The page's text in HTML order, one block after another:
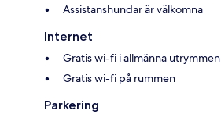
Assistanshundar är välkomna
Internet
Gratis wi-fi i allmänna utrymmen
Gratis wi-fi på rummen
Parkering